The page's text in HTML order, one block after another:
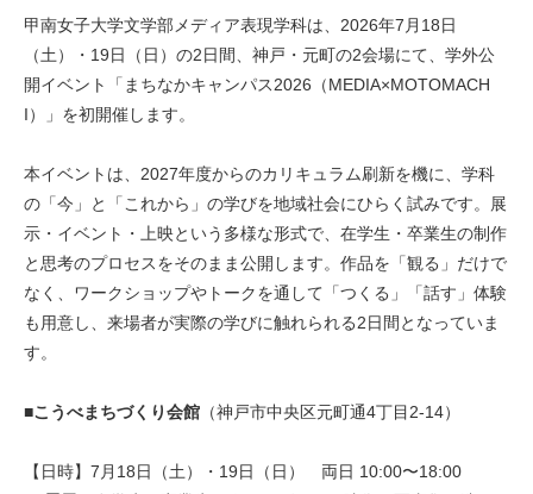
甲南女子大学文学部メディア表現学科は、2026年7月18日
（土）・19日（日）の2日間、神戸・元町の2会場にて、学外公
開イベント「まちなかキャンパス2026（MEDIA×MOTOMACH
I）」を初開催します。
本イベントは、2027年度からのカリキュラム刷新を機に、学科
の「今」と「これから」の学びを地域社会にひらく試みです。展
示・イベント・上映という多様な形式で、在学生・卒業生の制作
と思考のプロセスをそのまま公開します。作品を「観る」だけで
なく、ワークショップやトークを通して「つくる」「話す」体験
も用意し、来場者が実際の学びに触れられる2日間となっていま
す。
■こうべまちづくり会館 （神戸市中央区元町通4丁目2-14）
【日時】7月18日（土）・19日（日） 両日 10:00〜18:00